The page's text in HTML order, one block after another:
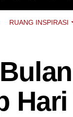
RUANG INSPIRASI